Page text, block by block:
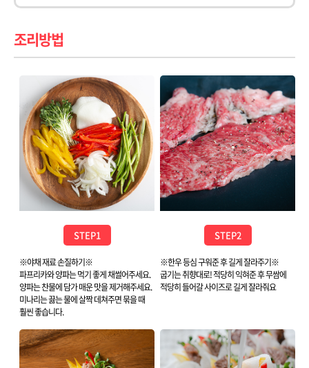
조리방법
STEP1
※야채 재료 손질하기※
파프리카와 양파는 먹기 좋게 채썰어주세요.
양파는 찬물에 담가 매운 맛을 제거해주세요.
미나리는 끓는 물에 살짝 데쳐주면 묶을 때
훨씬 좋습니다.
STEP2
※한우 등심 구워준 후 길게 잘라주기※
굽기는 취향대로! 적당히 익혀준 후 무쌈에
적당히 들어갈 사이즈로 길게 잘라줘요